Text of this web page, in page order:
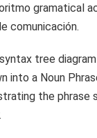
gramatical
comunicación.